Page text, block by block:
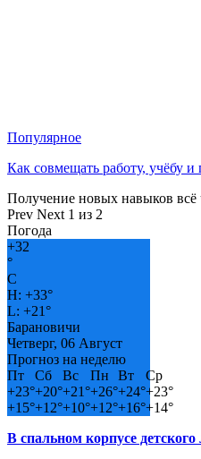
Популярное
Как совмещать работу, учёбу и
Получение новых навыков
Prev Next 1 из 2
Погода
+32
°
C
H: +33°
L: +21°
Барановичи
Четверг, 06 Август
Прогноз на неделю
Пт
Сб Вс Пн Вт
Ср
+23°+20°+21°+26°+24°+23°
+15°+12°+10°+12°+16°+14°
В спальном корпусе